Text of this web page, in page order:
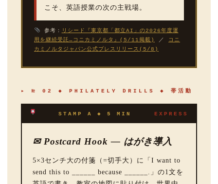
こそ、英語授業の次の主戦場。
参考：
リシード『東京都「都立AI」の2026年度運
用を継続受託…コニカミノルタ』(5/11掲載)
／ コニ
カミノルタジャパン公式プレスリリース(5/8)
▸ № 02 ◆ PHILATELY DRILLS ◆ 帯活動
STAMP A ◆ 5 MIN EXPRESS
✉ Postcard Hook — はがき導入
5×3センチ大の付箋（=切手大）に「I want to
send this to ______ because ______.」の1文を